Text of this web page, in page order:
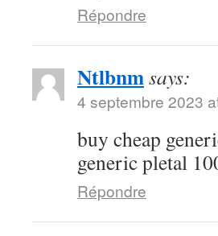
Répondre
Ntlbnmsays:
4 septembre 2023
buy cheap
generic pletal
Répondre